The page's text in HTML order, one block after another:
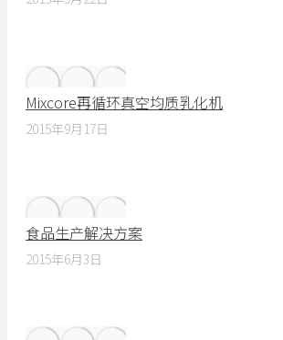
Mixcore再循环真空均质乳化机
2015年9月17日
食品生产解决方案
2015年6月3日